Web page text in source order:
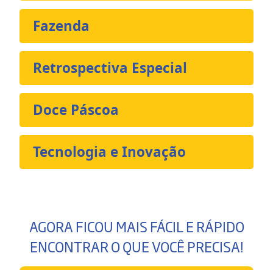
Fazenda
Retrospectiva Especial
Doce Páscoa
Tecnologia e Inovação
AGORA FICOU MAIS FÁCIL E RÁPIDO
ENCONTRAR O QUE VOCÊ PRECISA!